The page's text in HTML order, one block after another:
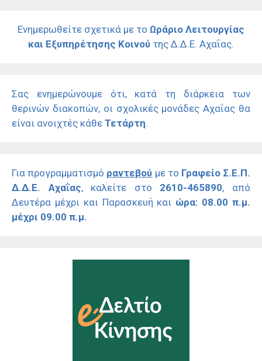
Ενημερωθείτε σχετικά με το Ωράριο Λειτουργίας
και Εξυπηρέτησης Κοινού της Δ.Δ.Ε. Αχαΐας.
Σας ενημερώνουμε ότι, κατά τη διάρκεια των
θερινών διακοπών, οι σχολικές μονάδες Αχαΐας θα
είναι ανοιχτές κάθε Τετάρτη.
Για προγραμματισμό ραντεβού με το Γραφείο Σ.Ε.Π.
Δ.Δ.Ε. Αχαΐας, καλείτε στο 2610-465890, από
Δευτέρα μέχρι και Παρασκευή και ώρα: 08.00 π.μ.
μέχρι 09.00 π.μ.